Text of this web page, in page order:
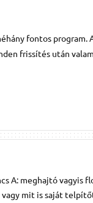
fontos program.
frissítés után
A: meghajtó vagyis
mit is saját